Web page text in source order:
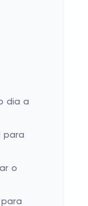
dia a
para
o